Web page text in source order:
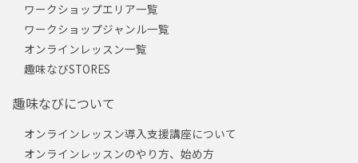
ワークショップエリア一覧
ワークショップジャンル一覧
オンラインレッスン一覧
趣味なびSTORES
趣味なびについて
オンラインレッスン導入支援講座について
オンラインレッスンのやり方、始め方